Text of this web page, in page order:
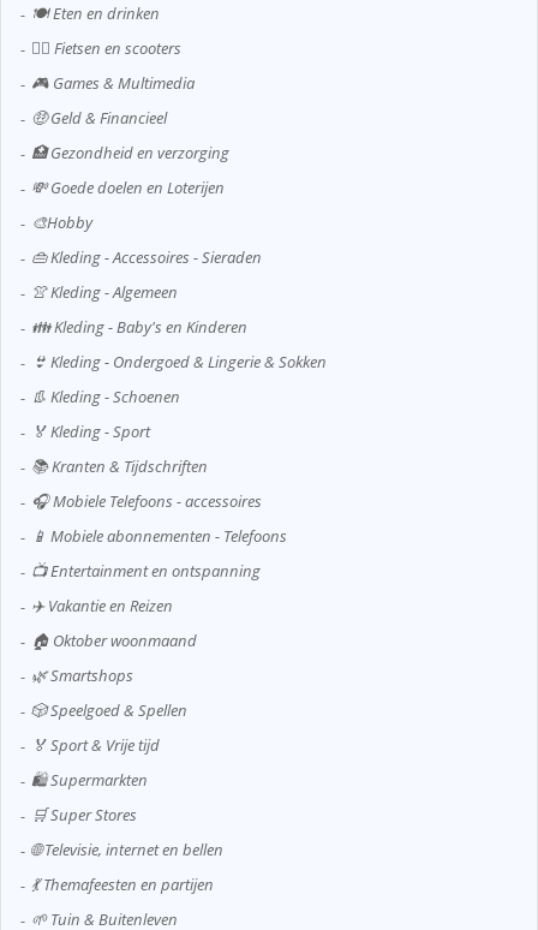
🍽️ Eten en drinken
🚴‍♂️ Fietsen en scooters
🎮 Games & Multimedia
🤑 Geld & Financieel
🏥 Gezondheid en verzorging
💸 Goede doelen en Loterijen
🎨Hobby
👜 Kleding - Accessoires - Sieraden
👚 Kleding - Algemeen
👪 Kleding - Baby's en Kinderen
👙 Kleding - Ondergoed & Lingerie & Sokken
👢 Kleding - Schoenen
🏅 Kleding - Sport
📚 Kranten & Tijdschriften
🎧 Mobiele Telefoons - accessoires
📱 Mobiele abonnementen - Telefoons
📺 Entertainment en ontspanning
✈️ Vakantie en Reizen
🏠 Oktober woonmaand
🌿 Smartshops
🎲 Speelgoed & Spellen
🏅 Sport & Vrije tijd
🛍️ Supermarkten
🛒 Super Stores
🌐 Televisie, internet en bellen
💃 Themafeesten en partijen
🌱 Tuin & Buitenleven